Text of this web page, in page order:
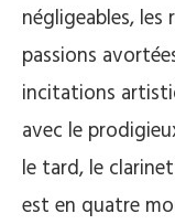
négligeables,
passions
incitations
avec le
le tard, le
est en quatre